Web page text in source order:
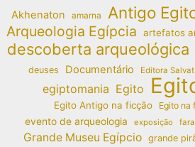
Akhenaton amarna Antigo
Arqueologia Egípcia artefatos
descoberta arqueológica
deuses Documentário Editora Salvat
egiptomania Egito
Egito Antigo na ficção Egito na
evento de arqueologia exposição
Grande Museu Egípcio grande